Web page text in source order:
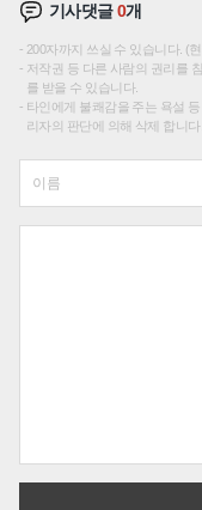
기사댓글0개
200자까지 쓰실 수 있습니다. (
저작권 등 다른 사람의 권리를
를 받을 수 있습니다.
타인에게 불쾌감을 주는 욕설
리자의 판단에 의해 삭제 합니다.